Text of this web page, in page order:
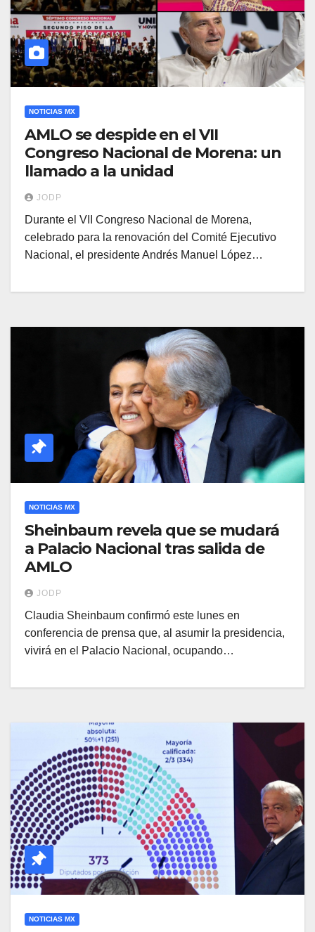
NOTICIAS MX
AMLO se despide en el VII
Congreso Nacional de Morena: un
llamado a la unidad
JODP
Durante el VII Congreso Nacional de Morena,
celebrado para la renovación del Comité Ejecutivo
Nacional, el presidente Andrés Manuel López…
NOTICIAS MX
Sheinbaum revela que se mudará
a Palacio Nacional tras salida de
AMLO
JODP
Claudia Sheinbaum confirmó este lunes en
conferencia de prensa que, al asumir la presidencia,
vivirá en el Palacio Nacional, ocupando…
NOTICIAS MX